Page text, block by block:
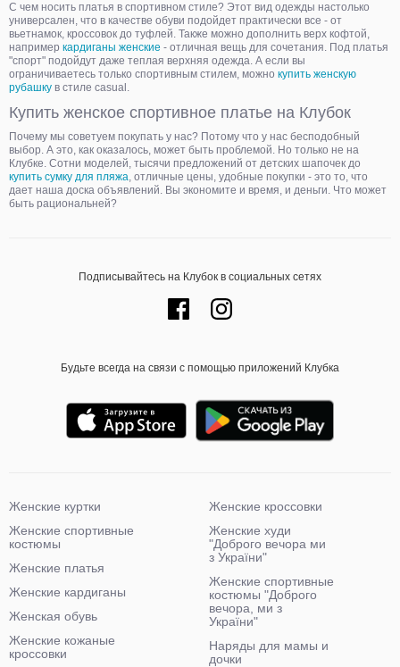
С чем носить платья в спортивном стиле? Этот вид одежды настолько
универсален, что в качестве обуви подойдет практически все - от
вьетнамок, кроссовок до туфлей. Также можно дополнить верх кофтой,
например кардиганы женские - отличная вещь для сочетания. Под платья
"спорт" подойдут даже теплая верхняя одежда. А если вы
ограничиваетесь только спортивным стилем, можно купить женскую
рубашку в стиле casual.
Купить женское спортивное платье на Клубок
Почему мы советуем покупать у нас? Потому что у нас бесподобный
выбор. А это, как оказалось, может быть проблемой. Но только не на
Клубке. Сотни моделей, тысячи предложений от детских шапочек до
купить сумку для пляжа, отличные цены, удобные покупки - это то, что
дает наша доска объявлений. Вы экономите и время, и деньги. Что может
быть рациональней?
Подписывайтесь на Клубок в социальных сетях
Будьте всегда на связи с помощью приложений Клубка
Женские куртки
Женские спортивные
костюмы
Женские платья
Женские кардиганы
Женская обувь
Женские кожаные
кроссовки
Женские кроссовки
Женские худи
"Доброго вечора ми
з України"
Женские спортивные
костюмы "Доброго
вечора, ми з
України"
Наряды для мамы и
дочки